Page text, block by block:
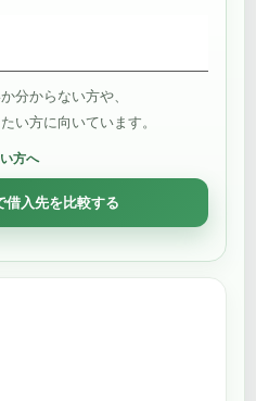
分からない方や、
い方に向いています。
方へ
借入先を比較する